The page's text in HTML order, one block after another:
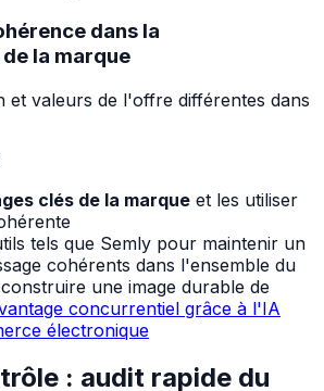
dans la
la marque
et valeurs de l'offre différentes dans
clés de la marque et les utiliser
tels que Semly pour maintenir un
cohérents dans l'ensemble du
une image durable de
concurrentiel grâce à l'IA
électronique
: audit rapide du